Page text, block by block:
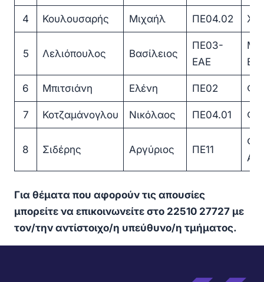
4 Κουλουσαρής Μιχαήλ ΠΕ04.02
5 Λελιόπουλος Βασίλειος
ΠΕ03-
ΕΑΕ
6 Μπιτσιάνη Ελένη ΠΕ02
7 Κοτζαμάνογλου Νικόλαος ΠΕ04.01
8 Σιδέρης Αργύριος ΠΕ11
Για θέματα που αφορούν τις απουσίες
μπορείτε να επικοινωνείτε στο 22510 27727 με
τον/την αντίστοιχο/η υπεύθυνο/η τμήματος.